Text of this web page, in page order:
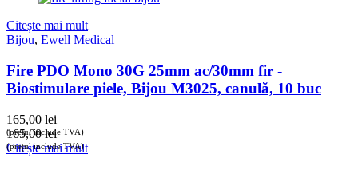
Citește mai mult
Bijou, Ewell Medical
Fire PDO Mono 30G 25mm ac/30mm fir -
Biostimulare piele, Bijou M3025, canulă, 10 buc
165,00 lei
(prețul include TVA)
165,00lei
(prețul include TVA)
Citește mai mult